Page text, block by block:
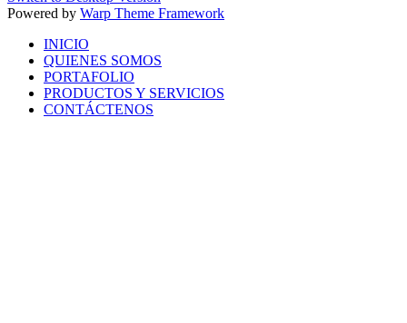
Powered by Warp Theme Framework
INICIO
QUIENES SOMOS
PORTAFOLIO
PRODUCTOS Y SERVICIOS
CONTÁCTENOS